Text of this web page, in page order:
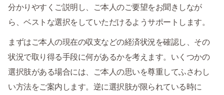
分かりやすくご説明し、ご本人のご要望をお聞きしなが
ら、ベストな選択をしていただけるようサポートします。
まずはご本人の現在の収支などの経済状況を確認し、その
状況で取り得る手段に何があるかを考えます。いくつかの
選択肢がある場合には、ご本人の思いを尊重してふさわし
い方法をご案内します。逆に選択肢が限られている時に